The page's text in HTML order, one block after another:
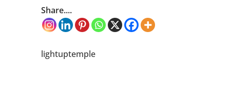
Share....
lightuptemple